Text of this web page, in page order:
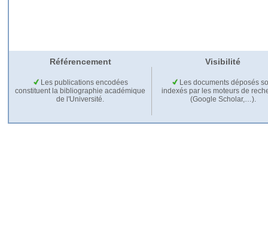
Référencement Visibilité
Les publications encodées
constituent la bibliographie académique
de l'Université.
Les documents déposés
indexés par les moteurs de
(Google Scholar,…).